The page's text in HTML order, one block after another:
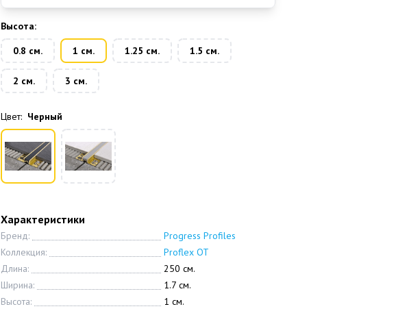
Характеристики
Бренд:
Progress Profiles
Коллекция:
Proflex OT
Длина:
250 см.
Ширина:
1.7 см.
Высота:
1 см.
Высота:
0.8 см.
1 см. 1.25 см. 1.5 см.
2 см. 3 см.
Цвет: Черный